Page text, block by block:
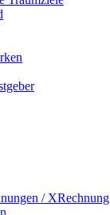
/ XRechnung